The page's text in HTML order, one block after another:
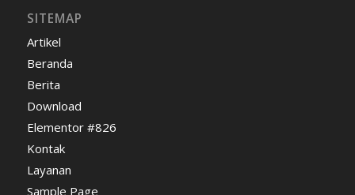
SITEMAP
Artikel
Beranda
Berita
Download
Elementor #826
Kontak
Layanan
Sample Page